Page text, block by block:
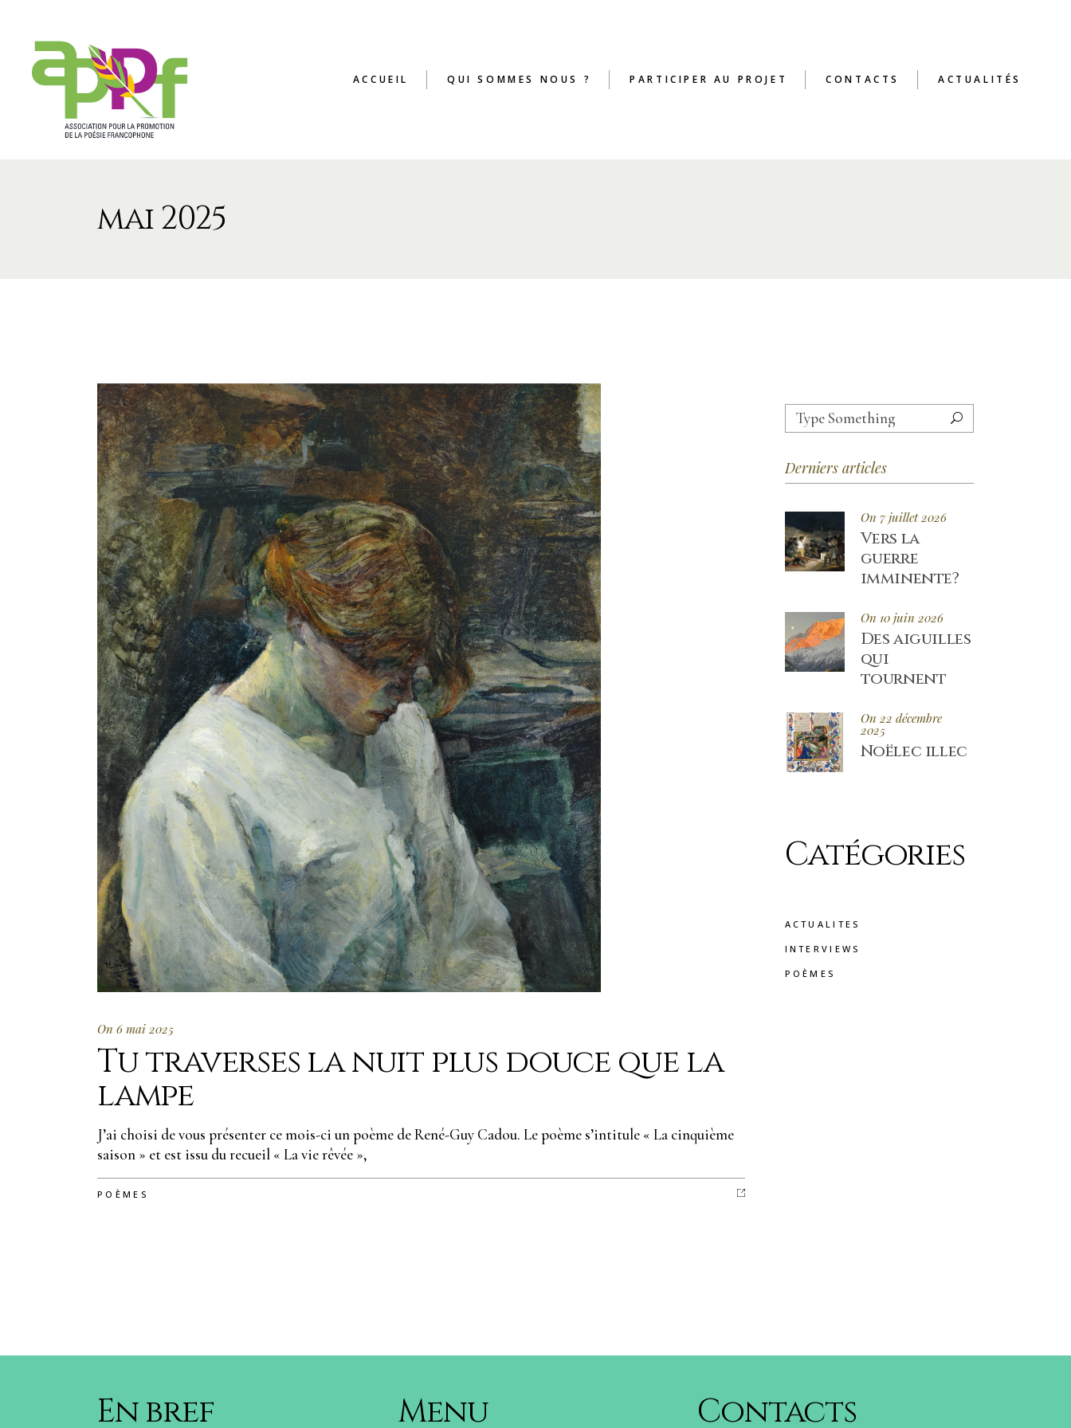
ACCUEIL QUI SOMMES NOUS ? PARTICIPER AU PROJET CONTACTS ACTUALITÉS
mai 2025
On 6 mai 2025
Tu traverses la nuit plus douce que la
lampe
J’ai choisi de vous présenter ce mois-ci un poème de René-Guy Cadou. Le poème s’intitule « La cinquième
saison » et est issu du recueil « La vie rêvée »,
POÈMES
Search
for:
Derniers articles
On 7 juillet 2026
Vers la
guerre
imminente?
On 10 juin 2026
Des aiguilles
qui
tournent
On 22 décembre
2025
Noëlec illec
Catégories
ACTUALITES
INTERVIEWS
POÈMES
En bref Menu Contacts